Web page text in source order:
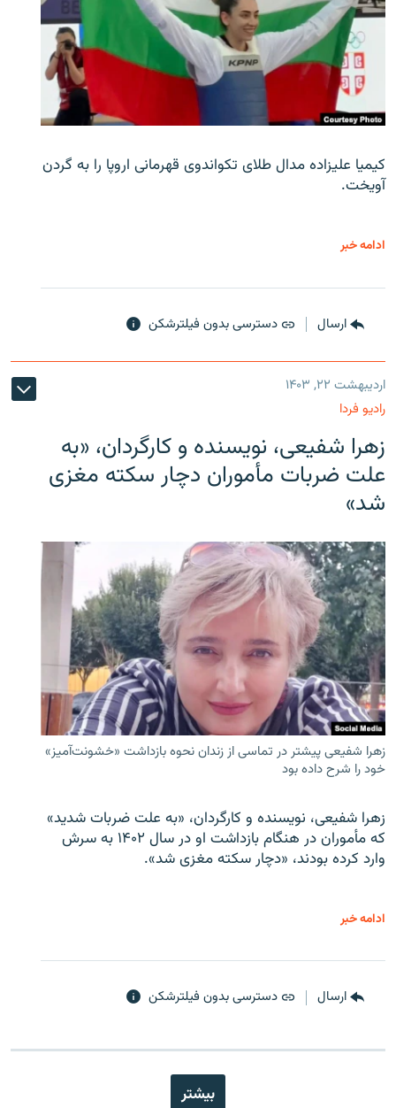
کیمیا علیزاده مدال طلای تکواندوی قهرمانی اروپا را به گردن
آویخت.
ادامه خبر
ارسال دسترسی بدون فیلترشکن
اردیبهشت ۲۲, ۱۴۰۳
رادیو فردا
زهرا شفیعی، نویسنده و کارگردان، «به
علت ضربات مأموران دچار سکته مغزی
شد»
زهرا شفیعی پیشتر در تماسی از زندان نحوه بازداشت «خشونت‌آمیز»
خود را شرح داده بود
زهرا شفیعی، نویسنده و کارگردان، «به علت ضربات شدید»
که مأموران در هنگام بازداشت او در سال ۱۴۰۲ به سرش
وارد کرده بودند، «دچار سکته مغزی شد».
ادامه خبر
ارسال دسترسی بدون فیلترشکن
بیشتر